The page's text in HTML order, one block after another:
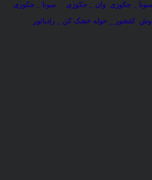
سونا _ جکوزی وان _ جکوزی سونا _ جکوزی
کفشور _ حوله خشک کن _ رادیاتور